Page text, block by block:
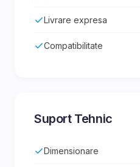
Livrare expresa
Compatibilitate
Suport Tehnic
Dimensionare